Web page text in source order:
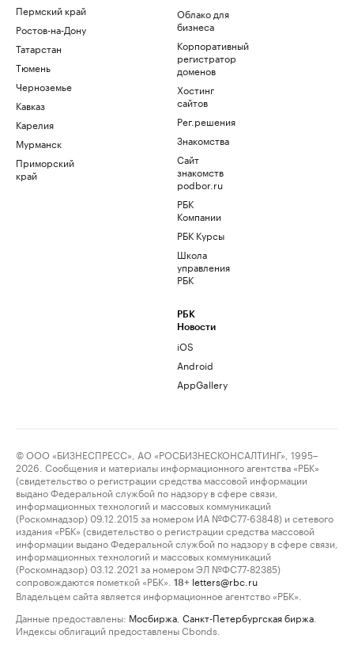
Пермский край
Ростов-на-Дону
Татарстан
Тюмень
Черноземье
Кавказ
Карелия
Мурманск
Приморский
край
Облако для
бизнеса
Корпоративный
регистратор
доменов
Хостинг
сайтов
Рег.решения
Знакомства
Сайт
знакомств
podbor.ru
РБК
Компании
РБК Курсы
Школа
управления
РБК
РБК
Новости
iOS
Android
AppGallery
© ООО «БИЗНЕСПРЕСС», АО «РОСБИЗНЕСКОНСАЛТИНГ», 1995–
2026. Сообщения и материалы информационного агентства «РБК»
(свидетельство о регистрации средства массовой информации
выдано Федеральной службой по надзору в сфере связи,
информационных технологий и массовых коммуникаций
(Роскомнадзор) 09.12.2015 за номером ИА №ФС77-63848) и сетевого
издания «РБК» (свидетельство о регистрации средства массовой
информации выдано Федеральной службой по надзору в сфере связи,
информационных технологий и массовых коммуникаций
(Роскомнадзор) 03.12.2021 за номером ЭЛ №ФС77-82385)
сопровождаются пометкой «РБК».
18+ letters@rbc.ru
Владельцем сайта является информационное агентство «РБК».
Данные предоставлены: Мосбиржа Санкт-Петербургская биржа
Индексы облигаций предоставлены Cbonds.